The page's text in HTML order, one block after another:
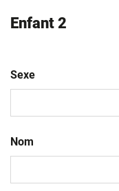
Enfant 2
Sexe
Nom